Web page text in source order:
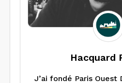
Hacquard
J’ai fondé Paris Ouest